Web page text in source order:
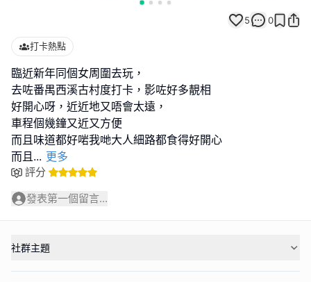
5 0
打卡熱點
臨近新年同個女周圍去玩，
去咗番禺西溪古村度打卡，影咗好多靚相
好開心呀，近近地又唔會太遠，
車程個幾鐘又近又方便
而且味道都好啱我哋大人細路都食得好開心
而且 ... 更多
評分
發表第一個留言...
社群主題